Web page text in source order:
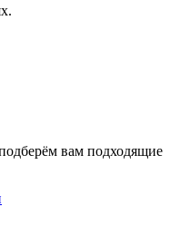
вам подходящие